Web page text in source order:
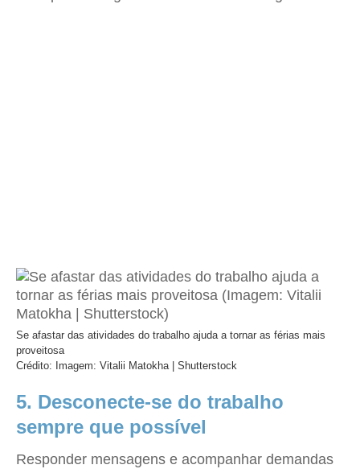
Se afastar das atividades do trabalho ajuda a tornar as férias mais
proveitosa
Crédito: Imagem: Vitalii Matokha | Shutterstock
5. Desconecte-se do trabalho
sempre que possível
Responder mensagens e acompanhar demandas